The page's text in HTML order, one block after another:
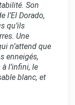
Son
l’El Dorado,
qu’ils
Une
n’attend que
enneigés,
l’infini, le
blanc, et